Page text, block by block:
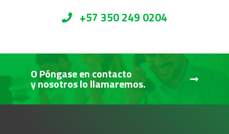
+57 350 249 0204
O Póngase en contacto
y nosotros lo llamaremos.